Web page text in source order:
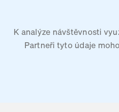
K analýze návštěvnosti
Partneři tyto údaje